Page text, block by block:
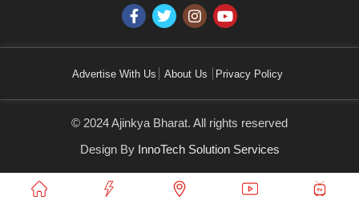
Advertise With Us About Us Privacy Policy
© 2024 Ajinkya Bharat. All rights reserved
Design By InnoTech Solution Services